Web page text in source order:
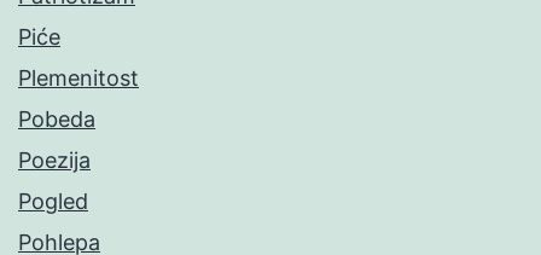
Piće
Plemenitost
Pobeda
Poezija
Pogled
Pohlepa